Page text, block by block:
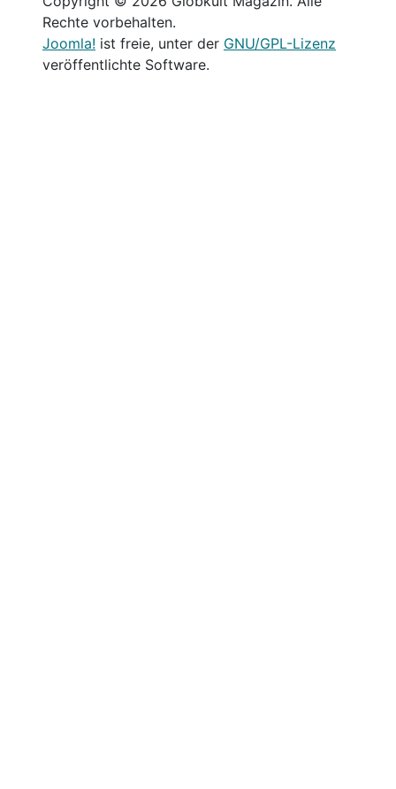
Rechte vorbehalten.
Joomla! ist freie, unter der GNU/GPL-Lizenz
veröffentlichte Software.